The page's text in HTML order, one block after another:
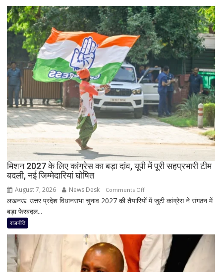
सभी
8
सांसद,
डीलिमिटेशन
बिल
के
बीच
बढ़ी
सियासी
अटकलें
पहले
जयंत
चौधरी
को
बड़ा
झटका,
प्रदेश
अध्यक्ष
डॉ.
रामाशीष
राय
ने
से
दिया
इस्तीफा
मिशन 2027 के लिए कांग्रेस का बड़ा दांव, यूपी में पूरी सहप्रभारी टीम
बदली, नई जिम्मेदारियां घोषित
August 7, 2026 News Desk Comments Offon
मिशन
लिए
कांग्रेस
का
बड़ा
लखनऊ: उत्तर प्रदेश विधानसभा चुनाव 2027 की तैयारियों में जुटी कांग्रेस ने संगठन में
बड़ा फेरबदल...
राजनीति